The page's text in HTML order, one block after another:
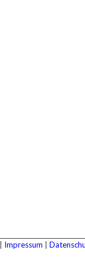
Impressum